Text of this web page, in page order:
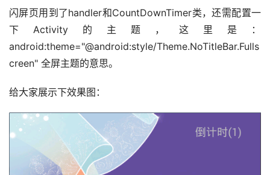
闪屏页用到了handler和CountDownTimer类，还需配置一
下Activity的主题，这里是：
android:theme="@android:style/Theme.NoTitleBar.Fulls
creen" 全屏主题的意思。
给大家展示下效果图：